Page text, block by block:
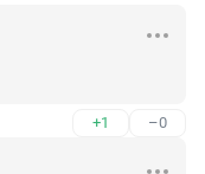
+1 –0